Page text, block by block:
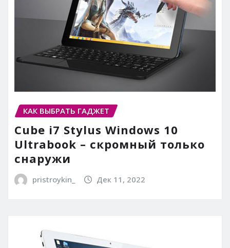
КАК ВЫБРАТЬ ГАДЖЕТ
Cube i7 Stylus Windows 10
Ultrabook – скромный только
снаружи
pristroykin_ Дек 11, 2022